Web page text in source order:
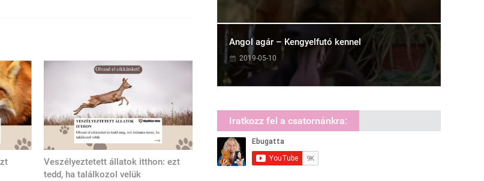
Veszélyeztetett állatok itthon: ezt
tedd, ha találkozol velük
Angol agár – Kengyelfutó kennel
2019-05-10
Iratkozz fel a csatornánkra: